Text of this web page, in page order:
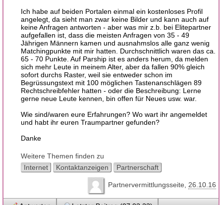
Ich habe auf beiden Portalen einmal ein kostenloses Profil
angelegt, da sieht man zwar keine Bilder und kann auch auf
keine Anfragen antworten - aber was mir z.b. bei Elitepartner
aufgefallen ist, dass die meisten Anfragen von 35 - 49
Jährigen Männern kamen und ausnahmslos alle ganz wenig
Matchingpunkte mit mir hatten. Durchschnittlich waren das ca.
65 - 70 Punkte. Auf Parship ist es anders herum, da melden
sich mehr Leute in meinem Alter, aber da fallen 90% gleich
sofort durchs Raster, weil sie entweder schon im
Begrüssungstext mit 100 möglichen Tastenanschlägen 89
Rechtschreibfehler hatten - oder die Beschreibung: Lerne
gerne neue Leute kennen, bin offen für Neues usw. war.
Wie sind/waren eure Erfahrungen? Wo wart ihr angemeldet
und habt ihr euren Traumpartner gefunden?
Danke
Weitere Themen finden zu
Internet
Kontaktanzeigen Partnerschaft
Partnervermittlungsseite 26.10.16